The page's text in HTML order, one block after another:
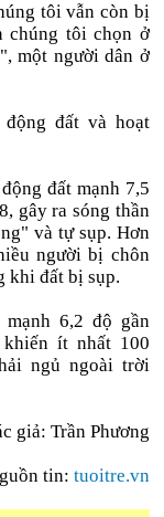
tôi vẫn còn bị
chúng tôi chọn ở
một người dân ở
đất và hoạt
đất mạnh 7,5
gây ra sóng thần
và tự sụp. Hơn
người bị chôn
khi đất bị sụp.
6,2 độ gần
khiến ít nhất 100
ngủ ngoài trời
giả: Trần Phương
tin: tuoitre.vn